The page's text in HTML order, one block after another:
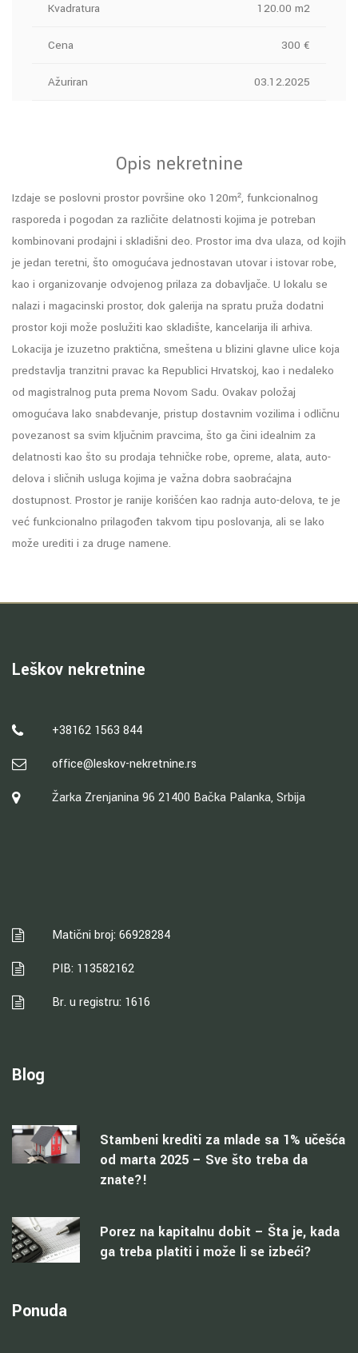
Kvadratura 120.00 m2
Cena 300 €
Ažuriran 03.12.2025
Opis nekretnine
Izdaje se poslovni prostor površine oko 120m², funkcionalnog
rasporeda i pogodan za različite delatnosti kojima je potreban
kombinovani prodajni i skladišni deo. Prostor ima dva ulaza, od kojih
je jedan teretni, što omogućava jednostavan utovar i istovar robe,
kao i organizovanje odvojenog prilaza za dobavljače. U lokalu se
nalazi i magacinski prostor, dok galerija na spratu pruža dodatni
prostor koji može poslužiti kao skladište, kancelarija ili arhiva.
Lokacija je izuzetno praktična, smeštena u blizini glavne ulice koja
predstavlja tranzitni pravac ka Republici Hrvatskoj, kao i nedaleko
od magistralnog puta prema Novom Sadu. Ovakav položaj
omogućava lako snabdevanje, pristup dostavnim vozilima i odličnu
povezanost sa svim ključnim pravcima, što ga čini idealnim za
delatnosti kao što su prodaja tehničke robe, opreme, alata, auto-
delova i sličnih usluga kojima je važna dobra saobraćajna
dostupnost. Prostor je ranije korišćen kao radnja auto-delova, te je
već funkcionalno prilagođen takvom tipu poslovanja, ali se lako
može urediti i za druge namene.
Leškov nekretnine
+38162 1563 844
office@leskov-nekretnine.rs
Žarka Zrenjanina 96 21400 Bačka Palanka, Srbija
Matični broj: 66928284
PIB: 113582162
Br. u registru: 1616
Blog
Stambeni krediti za mlade sa 1% učešća
od marta 2025 – Sve što treba da
znate?!
Porez na kapitalnu dobit – Šta je, kada
ga treba platiti i može li se izbeći?
Ponuda